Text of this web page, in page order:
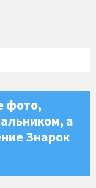
фото,
а
Знарок